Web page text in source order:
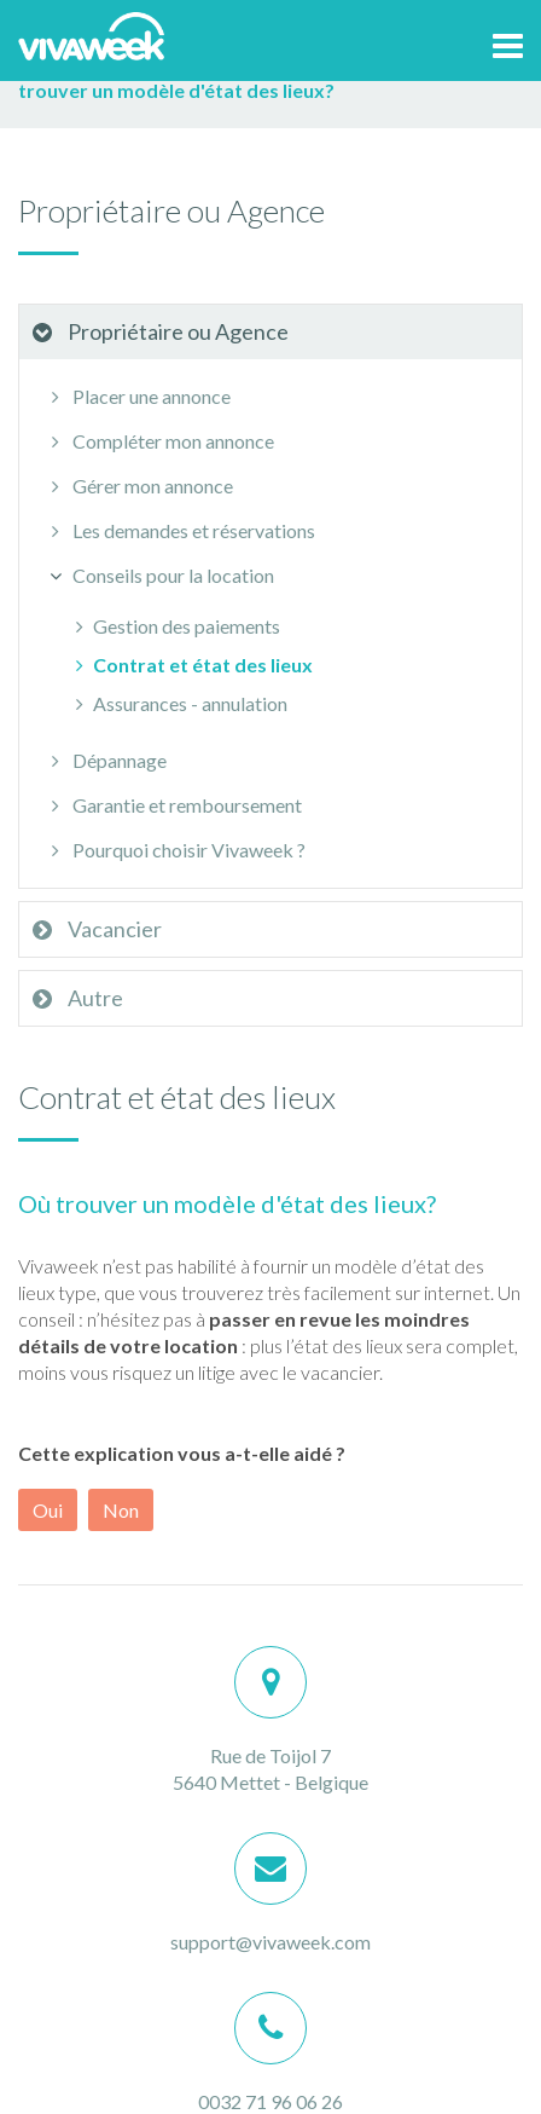
Accueil> Aide et contact
Conseils pour la location
Où
trouver un modèle d'état des lieux?
Propriétaire ou Agence
Propriétaire ou Agence
Placer une annonce
Compléter mon annonce
Gérer mon annonce
Les demandes et réservations
Conseils pour la location
Gestion des paiements
Contrat et état des lieux
Assurances - annulation
Dépannage
Garantie et remboursement
Pourquoi choisir Vivaweek ?
Vacancier
Autre
Contrat et état des lieux
Où trouver un modèle d'état des lieux?
Vivaweek n’est pas habilité à fournir un modèle d’état des
lieux type, que vous trouverez très facilement sur internet. Un
conseil : n’hésitez pas à passer en revue les moindres
détails de votre location : plus l’état des lieux sera complet,
moins vous risquez un litige avec le vacancier.
Cette explication vous a-t-elle aidé ?
Oui Non
Rue de Toijol 7
5640 Mettet - Belgique
support@vivaweek.com
0032 71 96 06 26